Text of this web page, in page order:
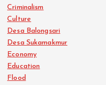
Criminalism
Culture
Desa Balongsari
Desa Sukamakmur
Economy
Education
Flood